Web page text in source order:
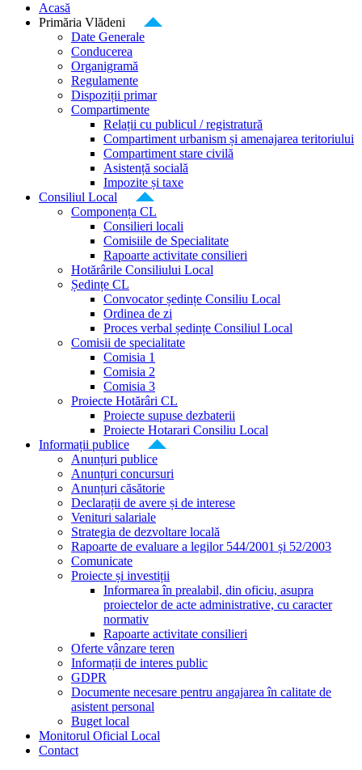
Acasă
Primăria Vlădeni
Date Generale
Conducerea
Organigramă
Regulamente
Dispoziții primar
Compartimente
Relații cu publicul / registratură
Compartiment urbanism și amenajarea teritoriului
Compartiment stare civilă
Asistență socială
Impozite și taxe
Consiliul Local
Componența CL
Consilieri locali
Comisiile de Specialitate
Rapoarte activitate consilieri
Hotărârile Consiliului Local
Ședințe CL
Convocator ședințe Consiliu Local
Ordinea de zi
Proces verbal ședințe Consiliul Local
Comisii de specialitate
Comisia 1
Comisia 2
Comisia 3
Proiecte Hotărâri CL
Proiecte supuse dezbaterii
Proiecte Hotarari Consiliu Local
Informații publice
Anunțuri publice
Anunțuri concursuri
Anunțuri căsătorie
Declarații de avere și de interese
Venituri salariale
Strategia de dezvoltare locală
Rapoarte de evaluare a legilor 544/2001 și 52/2003
Comunicate
Proiecte și investiții
Informarea în prealabil, din oficiu, asupra
proiectelor de acte administrative, cu caracter
normativ
Rapoarte activitate consilieri
Oferte vânzare teren
Informații de interes public
GDPR
Documente necesare pentru angajarea în calitate de
asistent personal
Buget local
Monitorul Oficial Local
Contact